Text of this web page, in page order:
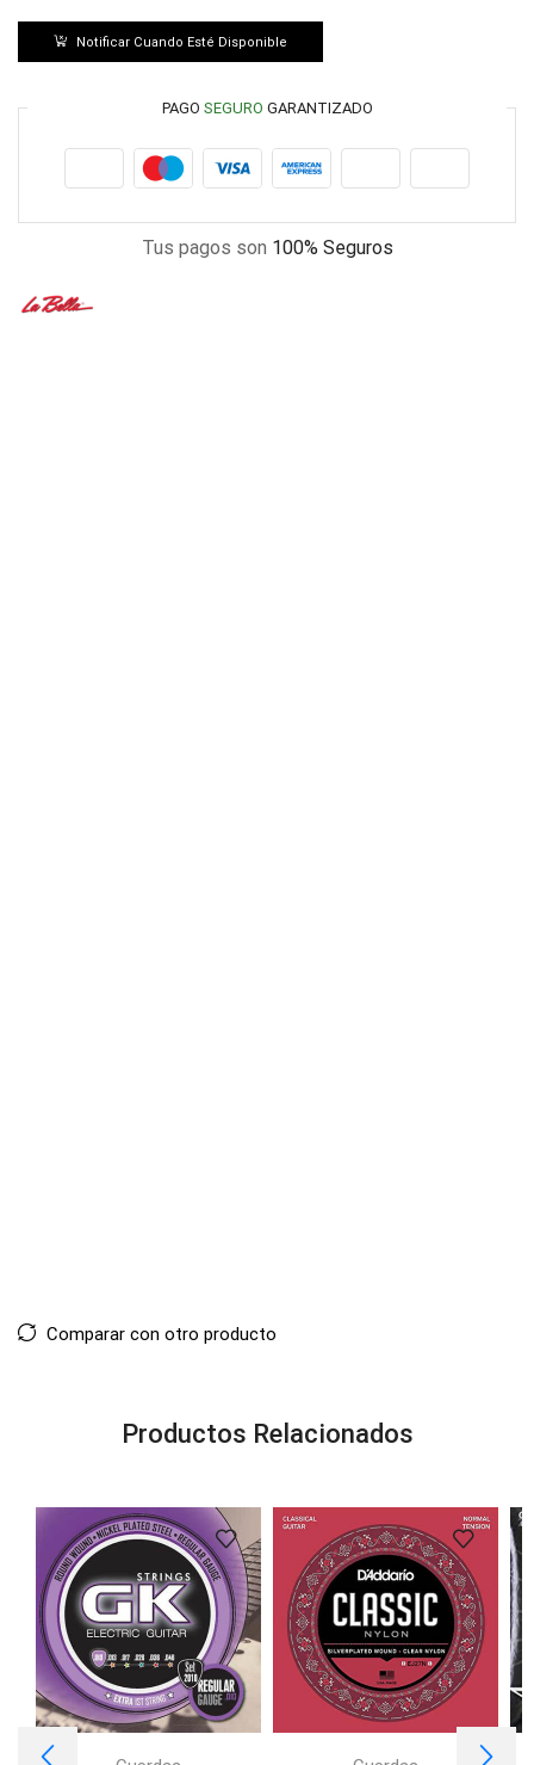
Notificar Cuando Esté Disponible
PAGO SEGURO GARANTIZADO
Tus pagos son 100% Seguros
Comparar con otro producto
Productos Relacionados